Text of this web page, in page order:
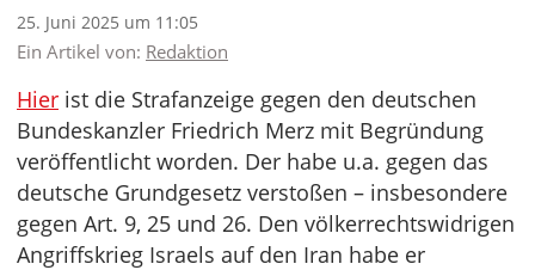
25. Juni 2025 um 11:05
Ein Artikel von: Redaktion
Hier ist die Strafanzeige gegen den deutschen
Bundeskanzler Friedrich Merz mit Begründung
veröffentlicht worden. Der habe u.a. gegen das
deutsche Grundgesetz verstoßen – insbesondere
gegen Art. 9, 25 und 26. Den völkerrechtswidrigen
Angriffskrieg Israels auf den Iran habe er